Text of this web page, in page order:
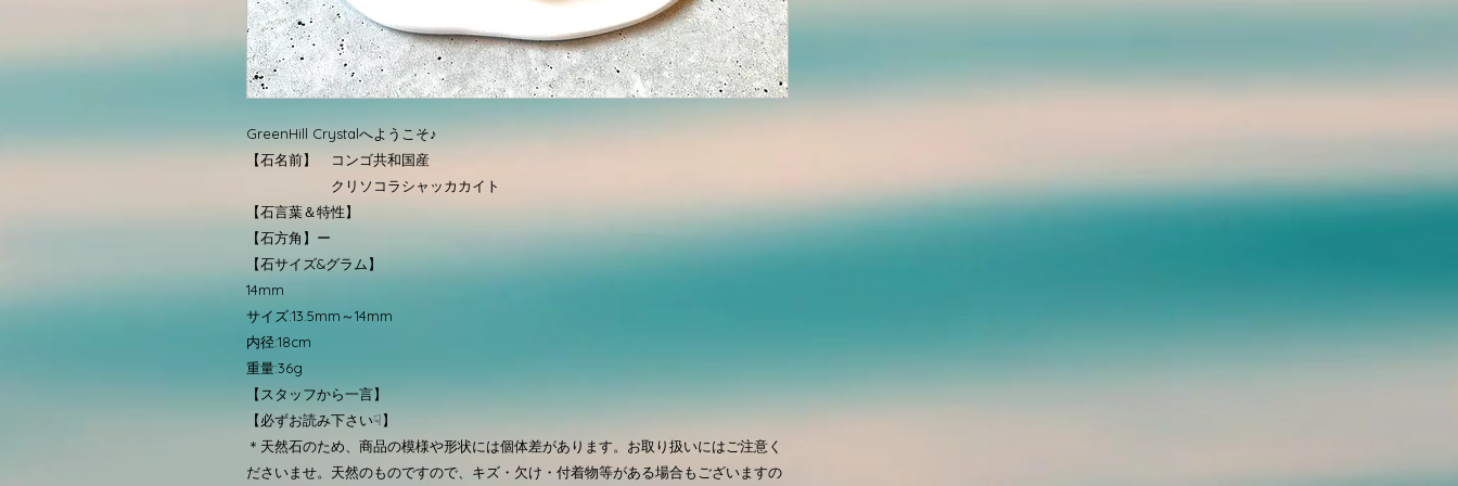
GreenHill Crystalへようこそ♪
【石名前】 コンゴ共和国産
クリソコラシャッカカイト
【石言葉＆特性】
【石方角】ー
【石サイズ&グラム】
14mm
サイズ:13.5mm～14mm
内径:18cm
重量:36g
【スタッフから一言】
【必ずお読み下さい☟】
＊天然石のため、商品の模様や形状には個体差があります。お取り扱いにはご注意く
ださいませ。天然のものですので、キズ・欠け・付着物等がある場合もございますの